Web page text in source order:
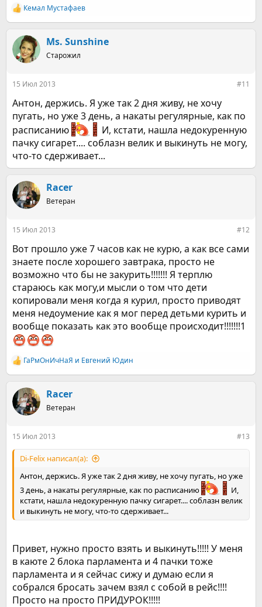
Р
е
к
ц
и
Кемал Мустафаев
Ms. Sunshine
Старожил
15 Июл 2013 #11
Антон, держись. Я уже так 2 дня живу, не хочу
пугать, но уже 3 день, а накаты регулярные, как по
расписанию
И, кстати, нашла недокуренную
пачку сигарет.... соблазн велик и выкинуть не могу,
что-то сдерживает...
Racer
Ветеран
15 Июл 2013 #12
Вот прошло уже 7 часов как не курю, а как все сами
знаете после хорошего завтрака, просто не
возможно что бы не закурить!!!!!!! Я терплю
стараюсь как могу,и мысли о том что дети
копировали меня когда я курил, просто приводят
меня недоумение как я мог перед детьми курить и
вообще показать как это вообще происходит!!!!!!!1
Р
е
к
ц
и
ГаРмОнИчНаЯ и Евгений Юдин
Racer
Ветеран
15 Июл 2013 #13
Di-Felix написал(а):
Антон, держись. Я уже так 2 дня живу, не хочу пугать, но уже
3 день, а накаты регулярные, как по расписанию
И,
кстати, нашла недокуренную пачку сигарет.... соблазн велик
и выкинуть не могу, что-то сдерживает...
Привет, нужно просто взять и выкинуть!!!!! У меня
в каюте 2 блока парламента и 4 пачки тоже
парламента и я сейчас сижу и думаю если я
собрался бросать зачем взял с собой в рейс!!!!
Просто на просто ПРИДУРОК!!!!!